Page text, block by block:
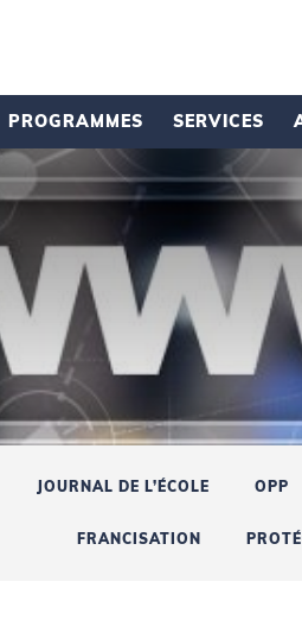
PROGRAMMES SERVICES
JOURNAL DE L’ÉCOLE OPP
FRANCISATION